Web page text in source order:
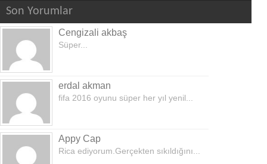
Son Yorumlar
Cengizali akbaş
Süper...
erdal akman
fifa 2016 oyunu süper her yıl yenil...
Appy Cap
Rica ediyorum.Gerçekten sıkıldığını...